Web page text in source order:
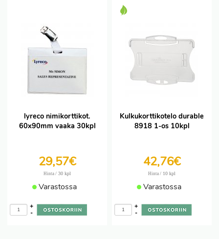
lyreco nimikorttikot.
60x90mm vaaka 30kpl
29,57€
Hinta / 30 kpl
Varastossa
-
+
Kulkukorttikotelo durable
8918 1-os 10kpl
42,76€
Hinta / 10 kpl
Varastossa
-
+